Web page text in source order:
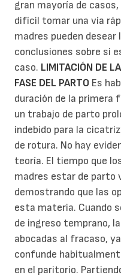
gran mayoría de
difícil tomar una vía
madres pueden desear
conclusiones sobre si
caso. LIMITACIÓN DE
FASE DEL PARTO Es
duración de la primera
un trabajo de parto
indebido para la
de rotura. No hay
teoría. El tiempo que
madres estar de parto
demostrando que las
esta materia. Cuando
de ingreso temprano,
abocadas al fracaso,
confunde
en el paritorio.